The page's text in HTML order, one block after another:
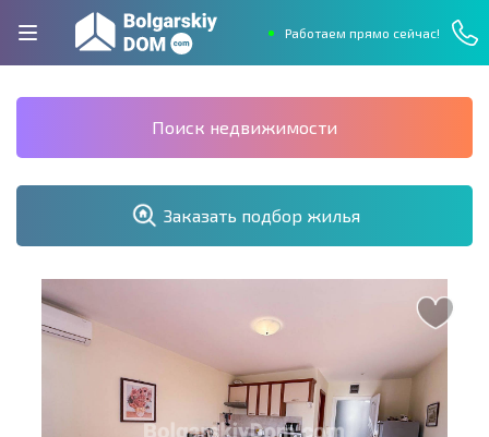
Работаем прямо сейчас!
Поиск недвижимости
Заказать подбор жилья